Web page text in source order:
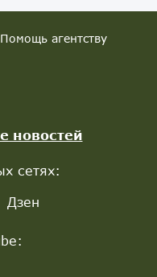
Помощь агентству
новостей
сетях:
Дзен